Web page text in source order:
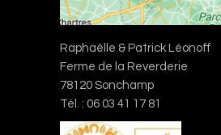
Raphaëlle & Patrick Léonoff
Ferme de la Reverderie
78120 Sonchamp
Tél. : 06 03 41 17 81